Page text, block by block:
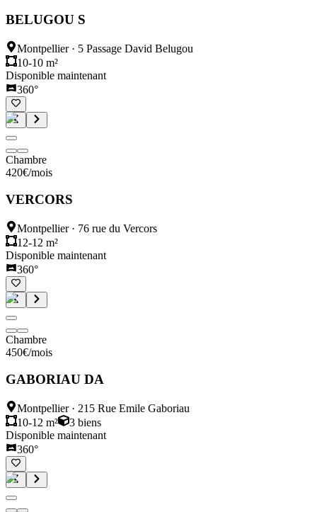
BELUGOU S
Montpellier· 5 Passage David Belugou
10-10 m²
Disponible maintenant
360°
Chambre
420€/mois
VERCORS
Montpellier· 76 rue du Vercors
12-12 m²
Disponible maintenant
360°
Chambre
450€/mois
GABORIAU DA
Montpellier· 215 Rue Emile Gaboriau
10-12 m²
3 biens
Disponible maintenant
360°